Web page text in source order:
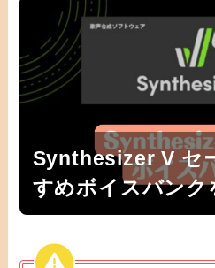
Synthesizer V セ
すめボイスバンク